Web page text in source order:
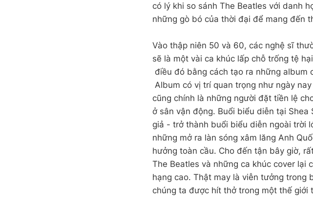
có lý khi so sánh The Beatles với danh
những gò bó của thời đại để mang đến
Vào thập niên 50 và 60, các nghệ sĩ
sẽ là một vài ca khúc lấp chỗ trống tệ
điều đó bằng cách tạo ra những
Album có vị trí quan trọng như ngày
cũng chính là những người đặt tiền lệ
ở sân vận động. Buổi biểu diễn tại
giả - trở thành buổi biểu diễn ngoài trời
những mở ra làn sóng xâm lăng Anh
hưởng toàn cầu. Cho đến tận bây giờ,
The Beatles và những ca khúc cover lại
hạng cao. Thật may là viễn tưởng trong
chúng ta được hít thở trong một thế giới